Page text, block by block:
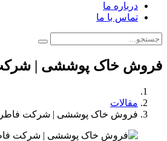
درباره ما
تماس با ما
فروش خاک پوششی |
مقالات
فروش خاک پوششی | شرکت فاطر